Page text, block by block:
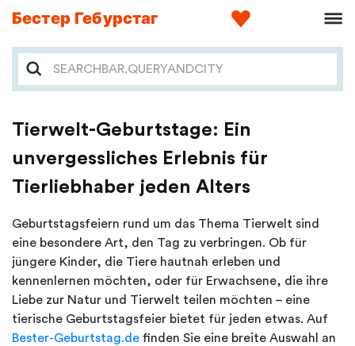
Бестер Гебурстаг
Tierwelt-Geburtstage: Ein
unvergessliches Erlebnis für
Tierliebhaber jeden Alters
Geburtstagsfeiern rund um das Thema Tierwelt sind
eine besondere Art, den Tag zu verbringen. Ob für
jüngere Kinder, die Tiere hautnah erleben und
kennenlernen möchten, oder für Erwachsene, die ihre
Liebe zur Natur und Tierwelt teilen möchten – eine
tierische Geburtstagsfeier bietet für jeden etwas. Auf
Bester-Geburtstag.de finden Sie eine breite Auswahl an